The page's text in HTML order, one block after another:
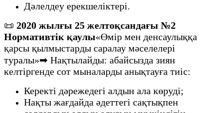
Дәлелдеу ерекшеліктері.
📜 2020 жылғы 25 желтоқсандағы №2
Нормативтік қаулы«Өмір мен денсаулыққа
қарсы қылмыстарды саралау мәселелері
туралы»➡ Нақтылайды: абайсызда зиян
келтіргенде сот мыналарды анықтауға тиіс:
Керекті дәрежедегі алдын ала көруді;
Нақты жағдайда әдеттегі сақтықпен